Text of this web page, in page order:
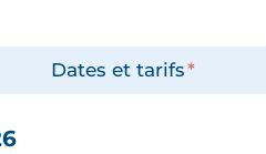
Dates et tarifs*